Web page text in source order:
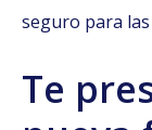
seguro para las
Te